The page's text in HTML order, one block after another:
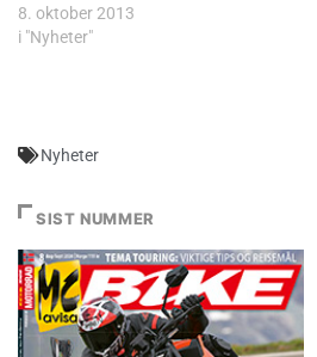
8. oktober 2013
i "Nyheter"
Nyheter
SIST NUMMER